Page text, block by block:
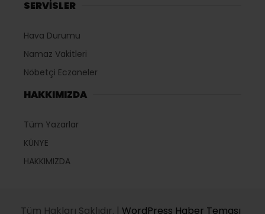
SERVİSLER
Hava Durumu
Namaz Vakitleri
Nöbetçi Eczaneler
HAKKIMIZDA
Tüm Yazarlar
KÜNYE
HAKKIMIZDA
Tüm Hakları Saklıdır. | WordPress Haber Teması